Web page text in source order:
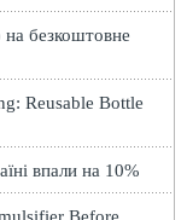
безкоштовне
Reusable Bottle
впали на 10%
Before